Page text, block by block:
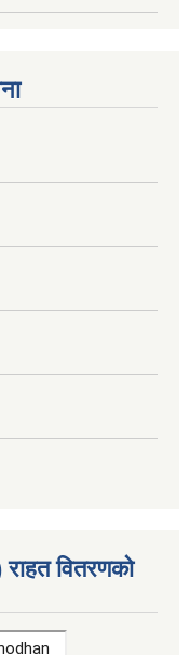
वितरणको